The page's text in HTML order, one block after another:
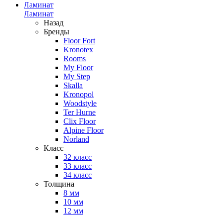
Ламинат
Ламинат
Назад
Бренды
Floor Fort
Kronotex
Rooms
My Floor
My Step
Skalla
Kronopol
Woodstyle
Ter Hurne
Clix Floor
Alpine Floor
Norland
Класс
32 класс
33 класс
34 класс
Толщина
8 мм
10 мм
12 мм